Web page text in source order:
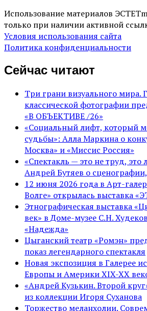
Использование материалов
только при наличии активной
Условия использования сайта
Политика конфиденциальности
Сейчас читают
Три грани визуального мира.
классической фотографии
«В ОБЪЕКТИВЕ /26»
«Социальный лифт, который
судьбы»: Алла Маркина о
Москва» и «Миссис Россия»
«Спектакль — это не труд,
Андрей Бутяев о
12 июня 2026 года в Арт-
Волге» открылась выставка
Этнографическая выставка
век» в Доме-музее С.Н.
«Надежда»
Цыганский театр «Ромэн»
показ легендарного спектакля
Новая экспозиция в Галерее
Европы и Америки XIX-XX
«Андрей Кузькин. Второй
из коллекции Игоря Суханова
Торжество меланхолии.